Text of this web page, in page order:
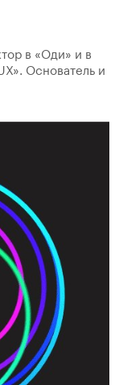
в «Оди» и в
Основатель и